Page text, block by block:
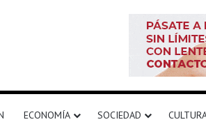
ECONOMÍA SOCIEDAD